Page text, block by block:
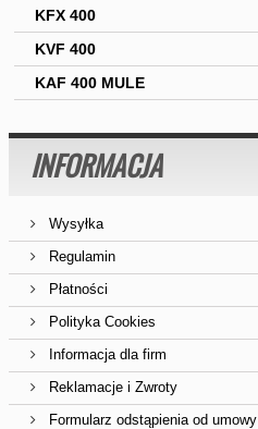
KFX 400
KVF 400
KAF 400 MULE
INFORMACJA
Wysyłka
Regulamin
Płatności
Polityka Cookies
Informacja dla firm
Reklamacje i Zwroty
Formularz odstąpienia od umowy